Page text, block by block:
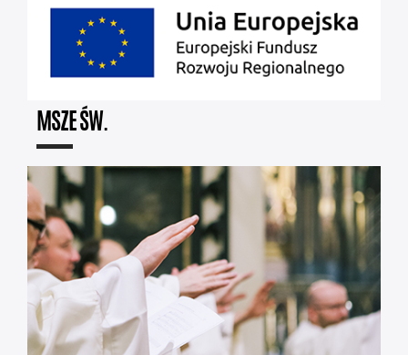
MSZE ŚW.